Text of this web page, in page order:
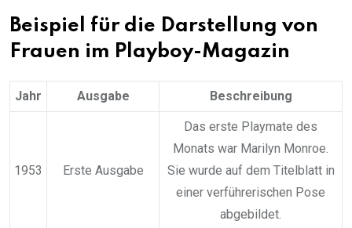
Beispiel für die Darstellung von
Frauen im Playboy-Magazin
Jahr Ausgabe Beschreibung
1953 Erste Ausgabe
Das erste Playmate des
Monats war Marilyn Monroe.
Sie wurde auf dem Titelblatt in
einer verführerischen Pose
abgebildet.